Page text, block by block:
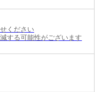
ください
する可能性がございます